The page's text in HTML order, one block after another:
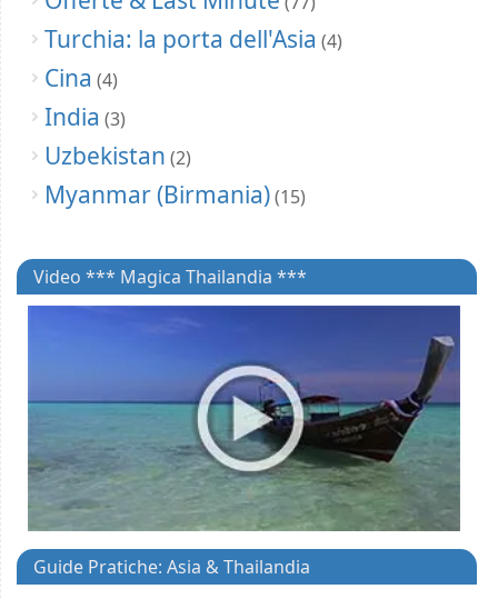
Turchia: la porta dell'Asia (4)
Cina (4)
India (3)
Uzbekistan (2)
Myanmar (Birmania)(15)
Video *** Magica Thailandia ***
Guide Pratiche: Asia & Thailandia